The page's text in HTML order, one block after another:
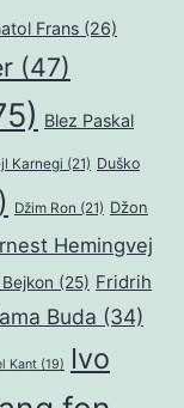
Frans (26)
(47)
Blez Paskal
Karnegi (21) Duško
Džim Ron (21) Džon
Hemingvej
(25) Fridrih
Buda (34)
Kant (19)
Ivo